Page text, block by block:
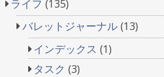
ライフ (135)
バレットジャーナル(13)
インデックス (1)
タスク (3)